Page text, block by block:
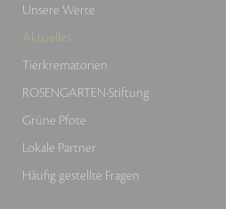
Unsere Werte
Aktuelles
Tierkrematorien
ROSENGARTEN-Stiftung
Grüne Pfote
Lokale Partner
Häufig gestellte Fragen